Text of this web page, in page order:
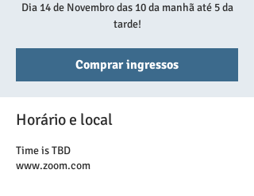
Dia 14 de Novembro das 10 da manhã até 5 da
tarde!
Comprar ingressos
Horário e local
Time is TBD
www.zoom.com